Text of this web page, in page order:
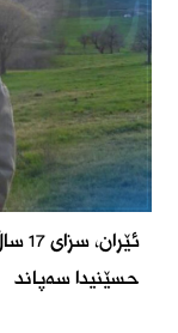
حسێنیدا سەپاند